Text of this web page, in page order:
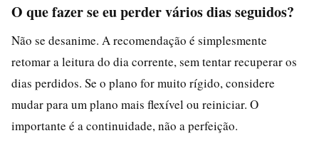
O que fazer se eu perder vários dias seguidos?
Não se desanime. A recomendação é simplesmente
retomar a leitura do dia corrente, sem tentar recuperar os
dias perdidos. Se o plano for muito rígido, considere
mudar para um plano mais flexível ou reiniciar. O
importante é a continuidade, não a perfeição.